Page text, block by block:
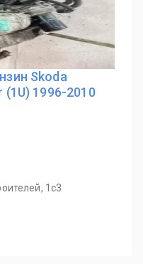
Skoda
(1U) 1996-2010
1с3